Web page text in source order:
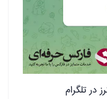
در تلگرام